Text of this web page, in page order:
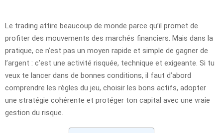
Le trading attire beaucoup de monde parce qu’il promet de
profiter des mouvements des marchés financiers. Mais dans la
pratique, ce n’est pas un moyen rapide et simple de gagner de
l’argent : c’est une activité risquée, technique et exigeante. Si tu
veux te lancer dans de bonnes conditions, il faut d’abord
comprendre les règles du jeu, choisir les bons actifs, adopter
une stratégie cohérente et protéger ton capital avec une vraie
gestion du risque.